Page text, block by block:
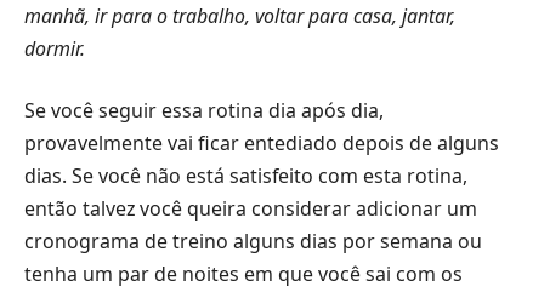
manhã, ir para o trabalho, voltar para casa, jantar,
dormir.
Se você seguir essa rotina dia após dia,
provavelmente vai ficar entediado depois de alguns
dias. Se você não está satisfeito com esta rotina,
então talvez você queira considerar adicionar um
cronograma de treino alguns dias por semana ou
tenha um par de noites em que você sai com os